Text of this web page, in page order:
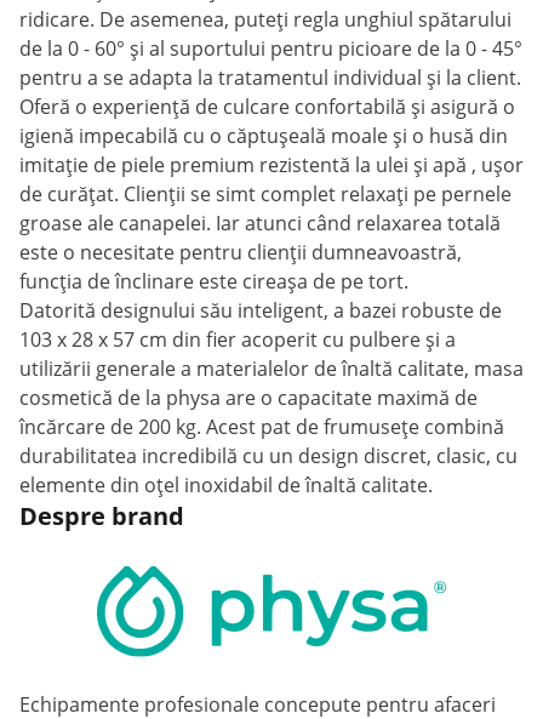
ridicare. De asemenea, puteți regla unghiul spătarului
de la 0 - 60° și al suportului pentru picioare de la 0 - 45°
pentru a se adapta la tratamentul individual și la client.
Oferă o experiență de culcare confortabilă și asigură o
igienă impecabilă cu o căptușeală moale și o husă din
imitație de piele premium rezistentă la ulei și apă , ușor
de curățat. Clienții se simt complet relaxați pe pernele
groase ale canapelei. Iar atunci când relaxarea totală
este o necesitate pentru clienții dumneavoastră,
funcția de înclinare este cireașa de pe tort.
Datorită designului său inteligent, a bazei robuste de
103 x 28 x 57 cm din fier acoperit cu pulbere și a
utilizării generale a materialelor de înaltă calitate, masa
cosmetică de la physa are o capacitate maximă de
încărcare de 200 kg. Acest pat de frumusețe combină
durabilitatea incredibilă cu un design discret, clasic, cu
elemente din oțel inoxidabil de înaltă calitate.
Despre brand
Echipamente profesionale concepute pentru afaceri